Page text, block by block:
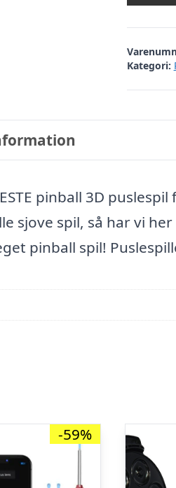
Kategori:
pinball 3D
sjove spil, så har vi
pinball spil!
-59%